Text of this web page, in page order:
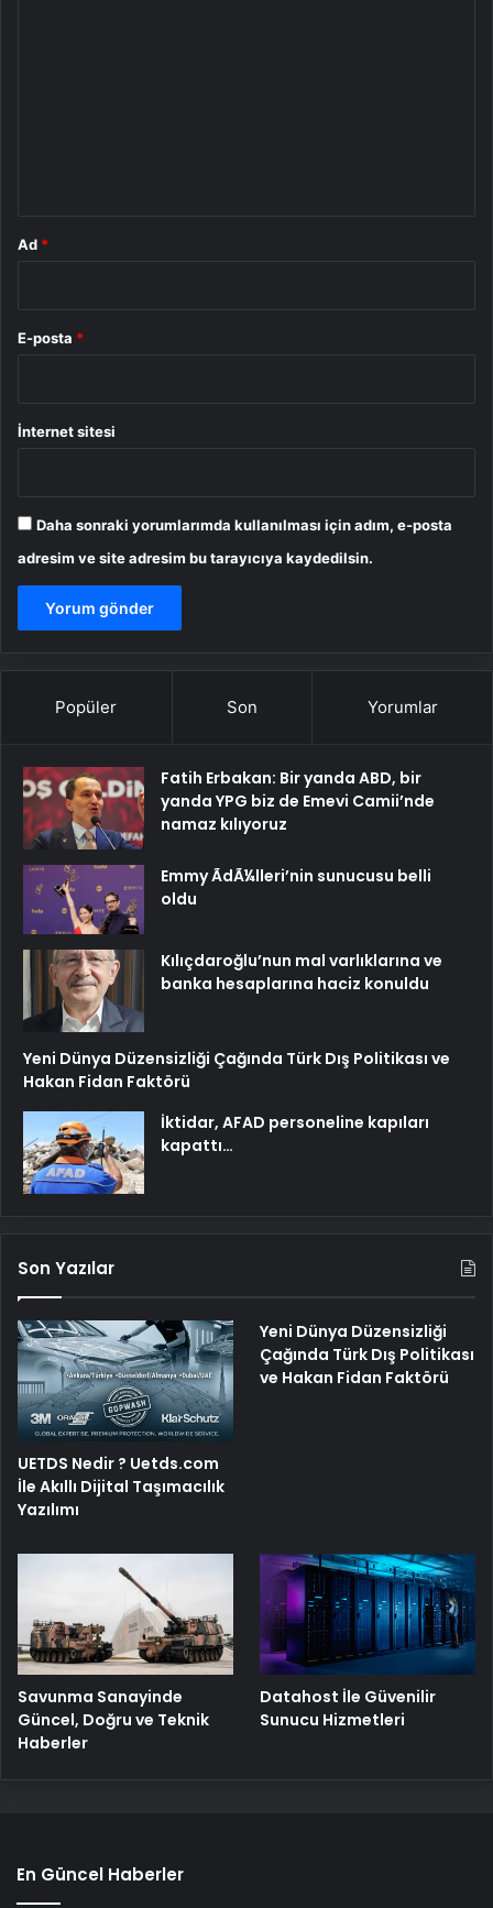
Ad *
E-posta *
İnternet sitesi
Daha sonraki yorumlarımda kullanılması için adım, e-posta
adresim ve site adresim bu tarayıcıya kaydedilsin.
Popüler Son Yorumlar
Fatih Erbakan: Bir yanda ABD, bir
yanda YPG biz de Emevi Camii’nde
namaz kılıyoruz
Emmy ÃdÃ¼lleri’nin sunucusu belli
oldu
Kılıçdaroğlu’nun mal varlıklarına ve
banka hesaplarına haciz konuldu
Yeni Dünya Düzensizliği Çağında Türk Dış Politikası ve
Hakan Fidan Faktörü
İktidar, AFAD personeline kapıları
kapattı…
Son Yazılar
UETDS Nedir ? Uetds.com
İle Akıllı Dijital Taşımacılık
Yazılımı
Yeni Dünya Düzensizliği
Çağında Türk Dış Politikası
ve Hakan Fidan Faktörü
Savunma Sanayinde
Güncel, Doğru ve Teknik
Haberler
Datahost İle Güvenilir
Sunucu Hizmetleri
En Güncel Haberler